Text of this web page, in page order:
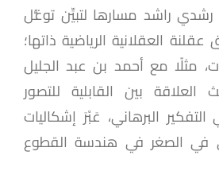
راشد مسارها لتبيِّن توغُّل
العقلانية الرياضية ذاتها؛
مثلًا مع أحمد بن عبد الجليل
بين القابلية للتصور
التفكير البرهاني، عَبْرَ إشكاليات
في الصغر في هندسة القطوع